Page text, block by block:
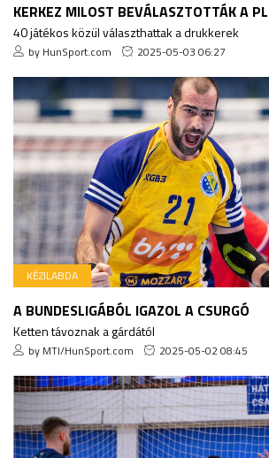
KERKEZ MILOST BEVÁLASZTOTTÁK A
40 játékos közül választhattak a drukkerek
by HunSport.com 2025-05-03 06:27
KÉZILABDA
A BUNDESLIGÁBÓL IGAZOL A CSURGÓ
Ketten távoznak a gárdától
by MTI/HunSport.com 2025-05-02 08:45